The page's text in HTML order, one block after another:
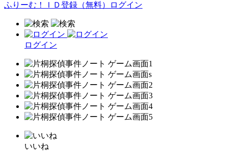
ふりーむ！ＩＤ登録（無料） ログイン
ログイン
いいね